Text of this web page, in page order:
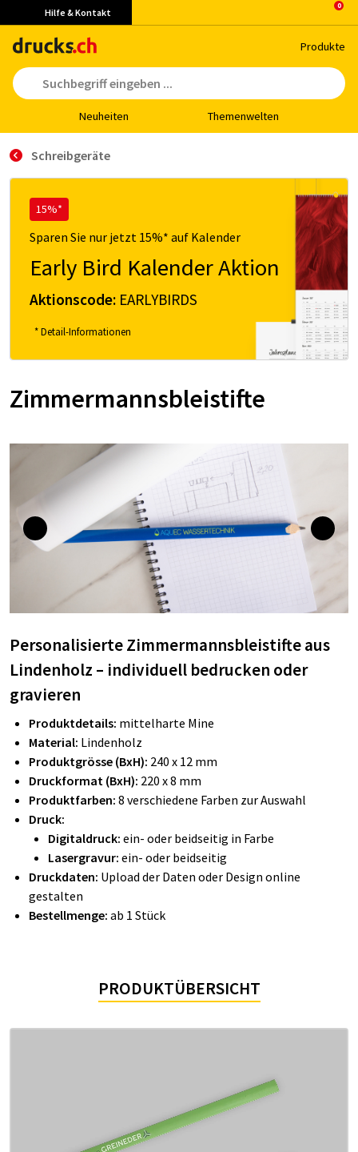
Hilfe & Kontakt
Pro­duk­te
Neu­hei­ten The­men­wel­ten
Schreibgeräte
15%*
Sparen Sie nur jetzt 15%* auf Kalender
Early Bird Kalender Aktion
Aktionscode: EARLYBIRDS
* Detail-Informationen
Zimmermannsbleistifte
Personalisierte Zimmermannsbleistifte aus
Lindenholz – individuell bedrucken oder
gravieren
Produktdetails: mittelharte Mine
Material: Lindenholz
Produktgrösse (BxH): 240 x 12 mm
Druckformat (BxH): 220 x 8 mm
Produktfarben: 8 verschiedene Farben zur Auswahl
Druck:
Digitaldruck: ein- oder beidseitig in Farbe
Lasergravur: ein- oder beidseitig
Druckdaten: Upload der Daten oder Design online
gestalten
Bestellmenge: ab 1 Stück
PRODUKTÜBERSICHT